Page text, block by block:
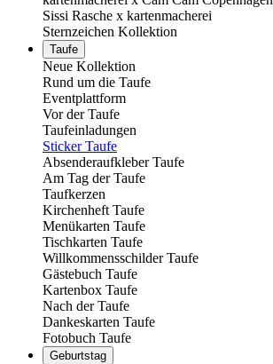
Sissi Rasche x kartenmacherei
Sternzeichen Kollektion
Taufe
Neue Kollektion
Rund um die Taufe
Eventplattform
Vor der Taufe
Taufeinladungen
Sticker Taufe
Absenderaufkleber Taufe
Am Tag der Taufe
Taufkerzen
Kirchenheft Taufe
Menükarten Taufe
Tischkarten Taufe
Willkommensschilder Taufe
Gästebuch Taufe
Kartenbox Taufe
Nach der Taufe
Dankeskarten Taufe
Fotobuch Taufe
Geburtstag